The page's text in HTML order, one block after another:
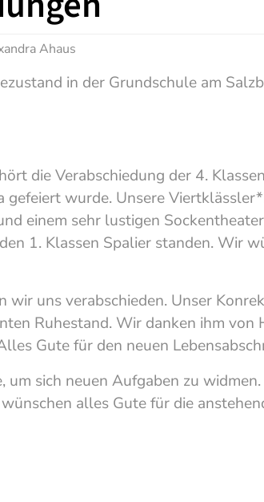
Ahaus
in der Grundschule am
die Verabschiedung der 4.
wurde. Unsere
einem sehr lustigen
1. Klassen Spalier standen. Wir
uns verabschieden. Unser
Ruhestand. Wir danken ihm
Gute für den neuen
um sich neuen Aufgaben zu
alles Gute für die